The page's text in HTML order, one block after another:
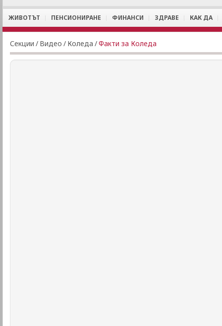
ЖИВОТЪТ ПЕНСИОНИРАНЕ ФИНАНСИ ЗДРАВЕ КАК ДА
Секции / Видеo / Коледа /Факти за Коледа